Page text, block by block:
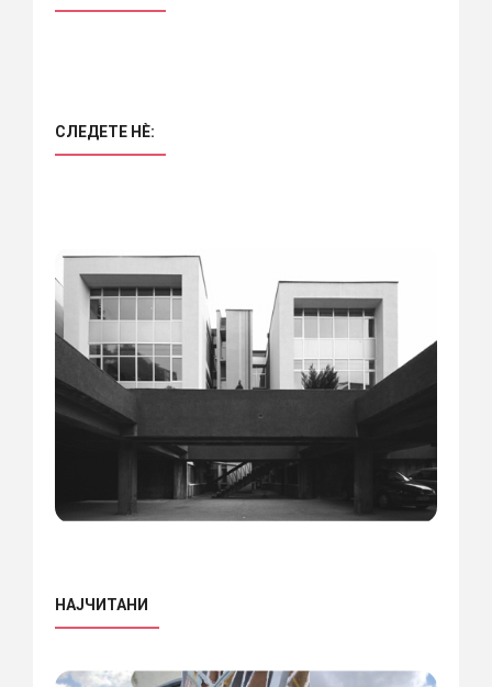
СЛЕДЕТЕ НÈ:
НАЈЧИТАНИ